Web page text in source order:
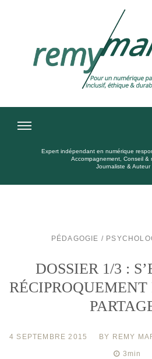
Expert indépendant en numérique
Accompagnement, Conseil &
Journaliste &
PÉDAGOGIE /
DOSSIER 1/3 :
4 SEPTEMBRE 2015 BY REMY
3 min